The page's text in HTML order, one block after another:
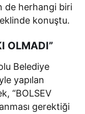
de herhangi biri
konuştu.
OLMADI”
Belediye
yapılan
“BOLSEV
gerektiği